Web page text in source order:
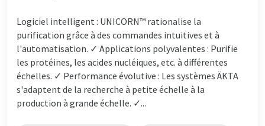
Logiciel intelligent : UNICORN™ rationalise la
purification grâce à des commandes intuitives et à
l'automatisation. ✓ Applications polyvalentes : Purifie
les protéines, les acides nucléiques, etc. à différentes
échelles. ✓ Performance évolutive : Les systèmes ÄKTA
s'adaptent de la recherche à petite échelle à la
production à grande échelle. ✓...